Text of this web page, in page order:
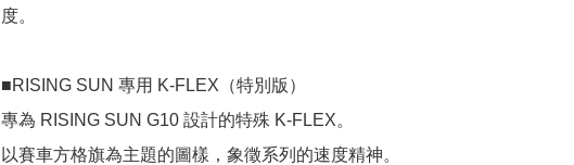
度。
■RISING SUN 專用 K-FLEX（特別版）
專為 RISING SUN G10 設計的特殊 K-FLEX。
以賽車方格旗為主題的圖樣，象徵系列的速度精神。